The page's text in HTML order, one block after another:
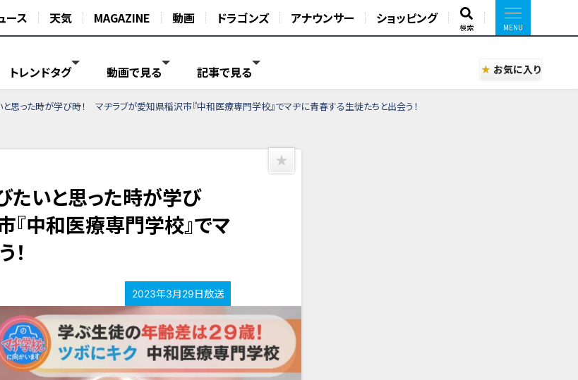
ース 天気 MAGAZINE 動画 ドラゴンズ アナウンサー ショッピング
検索
トレンドタグ 動画で見る 記事で見る お気に入り
思った時が学び時！ マヂラブが愛知県稲沢市『中和医療専門学校』でマヂに青春する生徒たちと出会う！
たいと思った時が学び
中和医療専門学校』でマ
！
2023年3月29日放送